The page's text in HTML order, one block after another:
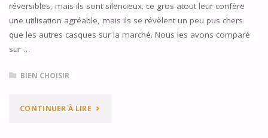
réversibles, mais ils sont silencieux. ce gros atout leur confère
une utilisation agréable, mais ils se révèlent un peu pus chers
que les autres casques sur la marché. Nous les avons comparé
sur …
BIEN CHOISIR
CONTINUER À LIRE"TOP